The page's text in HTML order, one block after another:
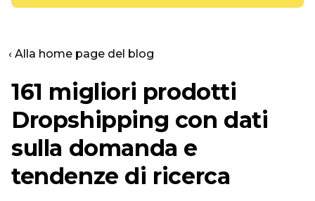
‹ Alla home page del blog
161 migliori prodotti
Dropshipping con dati
sulla domanda e
tendenze di ricerca